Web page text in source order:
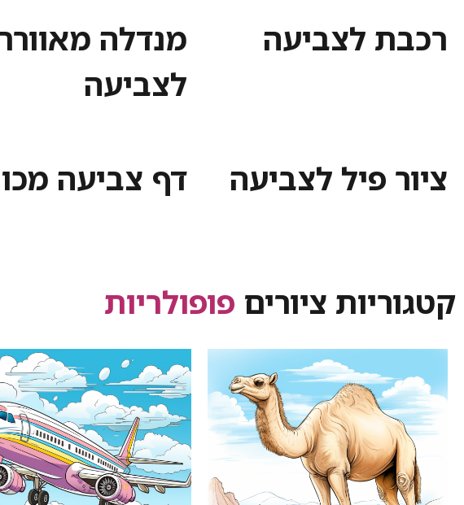
רכבת לצביעה
מנדלה
לצביעה
ציור פיל לצביעה דף צביעה
קטגוריות ציורים פופולריות